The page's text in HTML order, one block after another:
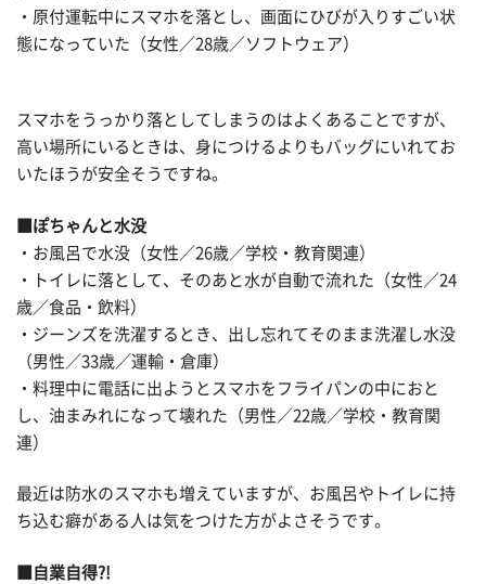
・原付運転中にスマホを落とし、画面にひびが入りすごい状
態になっていた（女性／28歳／ソフトウェア）
スマホをうっかり落としてしまうのはよくあることですが、
高い場所にいるときは、身につけるよりもバッグにいれてお
いたほうが安全そうですね。
■ぽちゃんと水没
・お風呂で水没（女性／26歳／学校・教育関連）
・トイレに落として、そのあと水が自動で流れた（女性／24
歳／食品・飲料）
・ジーンズを洗濯するとき、出し忘れてそのまま洗濯し水没
（男性／33歳／運輸・倉庫）
・料理中に電話に出ようとスマホをフライパンの中におと
し、油まみれになって壊れた（男性／22歳／学校・教育関
連）
最近は防水のスマホも増えていますが、お風呂やトイレに持
ち込む癖がある人は気をつけた方がよさそうです。
■自業自得?!